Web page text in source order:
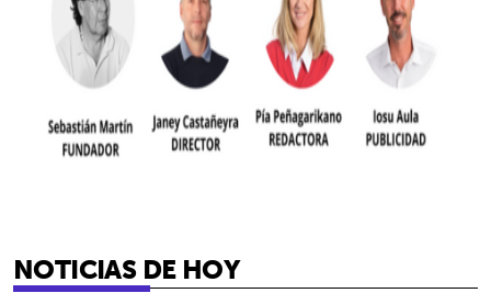
NOTICIAS DE HOY